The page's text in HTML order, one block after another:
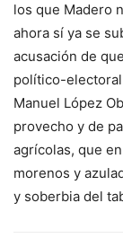
los que Madero
ahora sí ya se
acusación de
político-
Manuel López
provecho y de
agrícolas, que
morenos y
y soberbia del